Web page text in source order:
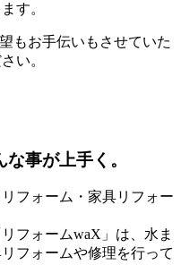
す。
もお手伝いもさせていた
い。
事が上手く。
フォーム・家具リフォー
フォームwaX」は、水ま
フォームや修理を行って